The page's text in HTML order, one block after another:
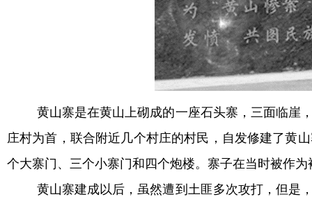
黄山寨是在黄山上砌成的一座石头寨，三面临崖
庄村为首，联合附近几个村庄的村民，自发修建了黄
个大寨门、三个小寨门和四个炮楼。寨子在当时被作
黄山寨建成以后，虽然遭到土匪多次攻打，但是